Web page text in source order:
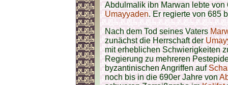
Abdulmalik ibn Marwan lebte
Umayyaden. Er regierte von 685
Nach dem Tod seines Vaters
zunächst die Herrschaft der
mit erheblichen Schwierigkeiten
Regierung zu mehreren
byzantinischen Angriffen auf
noch bis in die 690er Jahre von